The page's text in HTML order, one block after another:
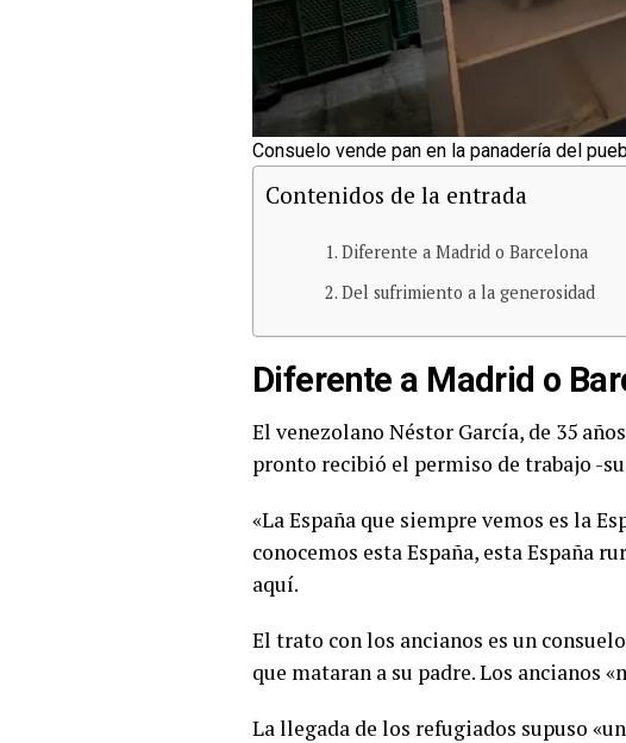
Consuelo vende pan en la panadería del
Contenidos de la entrada
Diferente a Madrid o Barcelona
Del sufrimiento a la generosidad
Diferente a Madrid o
El venezolano Néstor García, de 35
pronto recibió el permiso de trabajo -
«La España que siempre vemos es la
conocemos esta España, esta España
aquí.
El trato con los ancianos es un
que mataran a su padre. Los ancianos
La llegada de los refugiados supuso